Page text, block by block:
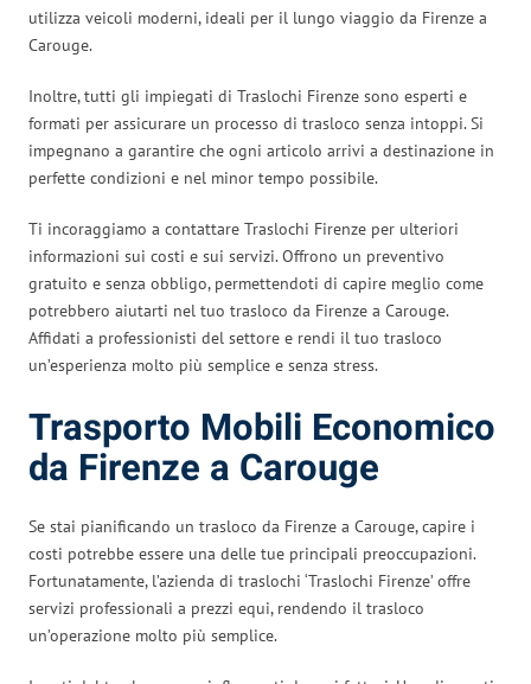
utilizza veicoli moderni, ideali per il lungo viaggio da Firenze a
Carouge.
Inoltre, tutti gli impiegati di Traslochi Firenze sono esperti e
formati per assicurare un processo di trasloco senza intoppi. Si
impegnano a garantire che ogni articolo arrivi a destinazione in
perfette condizioni e nel minor tempo possibile.
Ti incoraggiamo a contattare Traslochi Firenze per ulteriori
informazioni sui costi e sui servizi. Offrono un preventivo
gratuito e senza obbligo, permettendoti di capire meglio come
potrebbero aiutarti nel tuo trasloco da Firenze a Carouge.
Affidati a professionisti del settore e rendi il tuo trasloco
un’esperienza molto più semplice e senza stress.
Trasporto Mobili Economico
da Firenze a Carouge
Se stai pianificando un trasloco da Firenze a Carouge, capire i
costi potrebbe essere una delle tue principali preoccupazioni.
Fortunatamente, l’azienda di traslochi ‘Traslochi Firenze’ offre
servizi professionali a prezzi equi, rendendo il trasloco
un’operazione molto più semplice.